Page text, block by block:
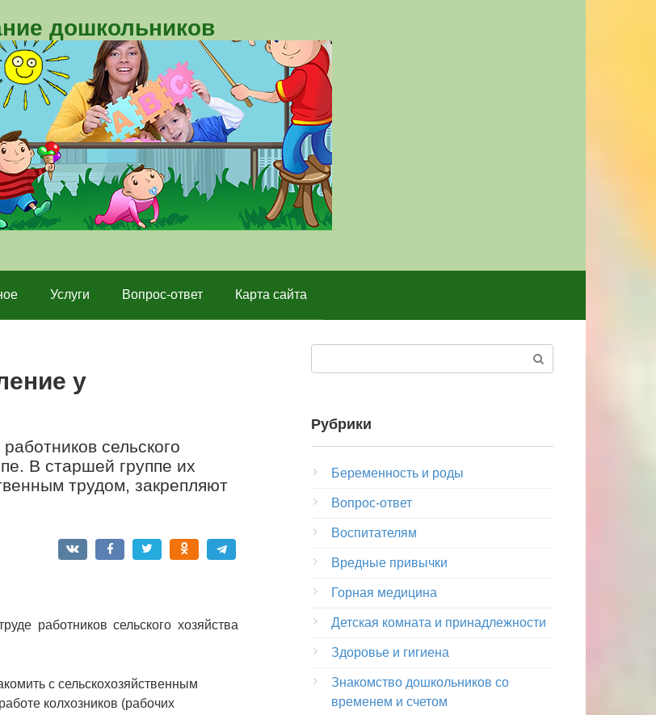
дошкольников
Услуги Вопрос-ответ Карта сайта
у
сельского
В старшей группе их
трудом, закрепляют
работников сельского хозяйства
с сельскохозяйственным
колхозников (рабочих
Рубрики
Беременность и роды
Вопрос-ответ
Воспитателям
Вредные привычки
Горная медицина
Детская комната и принадлежности
Здоровье и гигиена
Знакомство дошкольников со
временем и счетом